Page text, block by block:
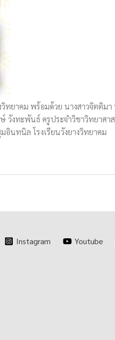
ยาคม พร้อมด้วย นางสาวจิตติมา
งทะพันธ์ ครูประจำวิชาวิทยาศา
นทนิล โรงเรียนวังยางวิทยาคม
Instagram Youtube